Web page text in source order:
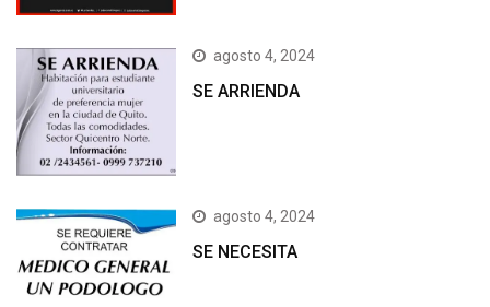
agosto 4, 2024
SE ARRIENDA
agosto 4, 2024
SE NECESITA